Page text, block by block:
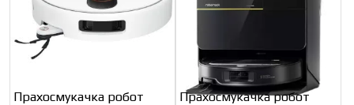
Прахосмукачка робот
Прахосмукачка робот